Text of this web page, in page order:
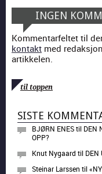
INGEN
Kommentarfeltet til
kontakt med
artikkelen.
til toppen
SISTE
BJØRN ENEStil DEN
OPP?
Knut Nygaard til DEN
Steinar Larssen til